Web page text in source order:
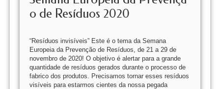
o de Resíduos 2020
“Resíduos invisíveis” Este é o tema da Semana
Europeia da Prevenção de Resíduos, de 21 a 29 de
novembro de 2020! O objetivo é alertar para a grande
quantidade de resíduos gerados durante o processo de
fabrico dos produtos. Precisamos tornar esses resíduos
visíveis para estarmos cientes da nossa pegada